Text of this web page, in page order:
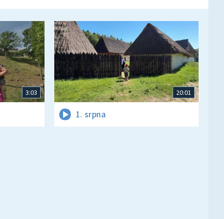
3:03 20:01
1. srpna